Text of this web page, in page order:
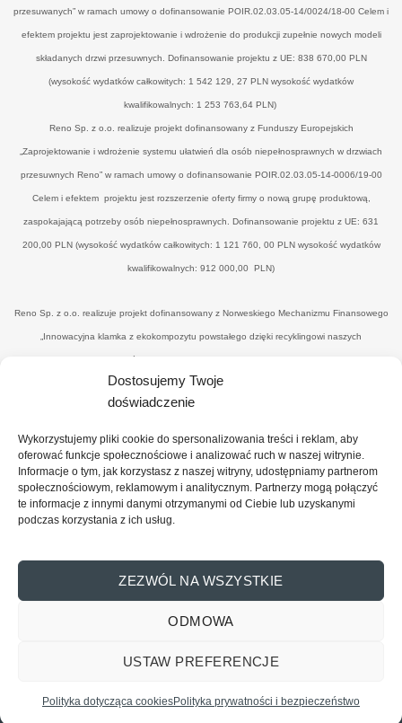
Dostosujemy Twoje
doświadczenie
Wykorzystujemy pliki cookie do spersonalizowania treści i reklam, aby
oferować funkcje społecznościowe i analizować ruch w naszej witrynie.
Informacje o tym, jak korzystasz z naszej witryny, udostępniamy partnerom
społecznościowym, reklamowym i analitycznym. Partnerzy mogą połączyć
te informacje z innymi danymi otrzymanymi od Ciebie lub uzyskanymi
podczas korzystania z ich usług.
ZEZWÓL NA WSZYSTKIE
ODMOWA
USTAW PREFERENCJE
Polityka dotycząca cookiesPolityka prywatności i bezpieczeństwo
przesuwanych” w ramach umowy o dofinansowanie POIR.02.03.05-14/0024/18-00 Celem i
efektem projektu jest zaprojektowanie i wdrożenie do produkcji zupełnie nowych modeli
składanych drzwi przesuwnych. Dofinansowanie projektu z UE: 838 670,00 PLN
(wysokość wydatków całkowitych: 1 542 129, 27 PLN wysokość wydatków
kwalifikowalnych: 1 253 763,64 PLN)
Reno Sp. z o.o. realizuje projekt dofinansowany z Funduszy Europejskich
„Zaprojektowanie i wdrożenie systemu ułatwień dla osób niepełnosprawnych w drzwiach
przesuwnych Reno” w ramach umowy o dofinansowanie POIR.02.03.05-14-0006/19-00
Celem i efektem projektu jest rozszerzenie oferty firmy o nową grupę produktową,
zaspokajającą potrzeby osób niepełnosprawnych. Dofinansowanie projektu z UE: 631
200,00 PLN (wysokość wydatków całkowitych: 1 121 760, 00 PLN wysokość wydatków
kwalifikowalnych: 912 000,00 PLN)
Reno Sp. z o.o. realizuje projekt dofinansowany z Norweskiego Mechanizmu Finansowego
„Innowacyjna klamka z ekokompozytu powstałego dzięki recyklingowi naszych
poprodukcyjnych odpadów drzewnych’" w ramach umowy o dofinansowanie UWP-
NORW.19.01.04-14-0041/20-00. Celem i efektemjest uzyskanie nowego, konkurencyjnego
produktu - eko-klamki, zredukowanie ilości drewnopochodnych odpadów przez wtórne ich
oraz spoiwa o minimalnym wpływie na środowisko, co zbliży firmę do osiągnięcia statusu
"zero-waste organisation”. Dofinansowanie projektu z UE: 374 101,00 PLN (wysokość
wydatków całkowitych: 818 866, 10 PLN wysokość wydatków kwalifikowalnych: 689
REGULAMIN
POLITYKA PRYWATNOŚCI